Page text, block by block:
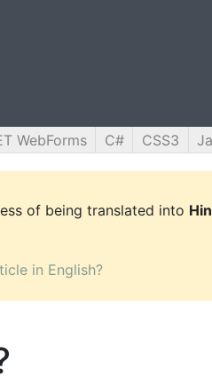
WebForms C# CSS3
of being translated into
in English?